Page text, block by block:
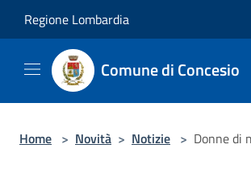
Regione Lombardia
Comune di Concesio
Home > Novità > Notizie > Donne di